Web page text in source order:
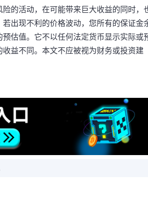
的活动，在可能带来巨大收益的同时，
出现不利的价格波动，您所有的保证金
估值。它不以任何法定货币显示实际或
益不同。本文不应被视为财务或投资建